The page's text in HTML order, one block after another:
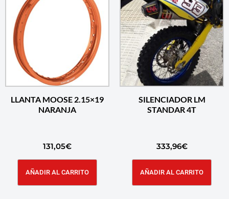
LLANTA MOOSE 2.15×19
NARANJA
131,05€
AÑADIR AL CARRITO
SILENCIADOR LM
STANDAR 4T
333,96€
AÑADIR AL CARRITO